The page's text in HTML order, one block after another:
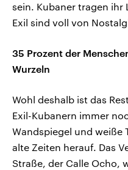
sein. Kubaner tragen ihr
Exil sind voll von
35 Prozent der
Wurzeln
Wohl deshalb ist das
Exil-Kubanern immer
Wandspiegel und weiße
alte Zeiten herauf. Das
Straße, der Calle Ocho,